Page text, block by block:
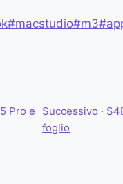
#macstudio#m3
Pro e
Successivo ·
foglio